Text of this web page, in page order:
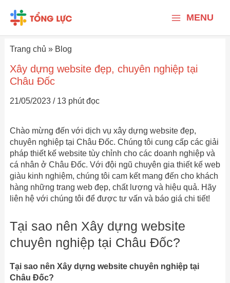
dung
Menu
MENU
Trang chủ » Blog
Xây dựng website đẹp, chuyên nghiệp tại
Châu Đốc
21/05/2023 / 13 phút đọc
Chào mừng đến với dịch vụ xây dựng website đẹp,
chuyên nghiệp tại Châu Đốc. Chúng tôi cung cấp các giải
pháp thiết kế website tùy chỉnh cho các doanh nghiệp và
cá nhân ở Châu Đốc. Với đội ngũ chuyên gia thiết kế web
giàu kinh nghiệm, chúng tôi cam kết mang đến cho khách
hàng những trang web đẹp, chất lượng và hiệu quả. Hãy
liên hệ với chúng tôi để được tư vấn và báo giá chi tiết!
Tại sao nên Xây dựng website
chuyên nghiệp tại Châu Đốc?
Tại sao nên Xây dựng website chuyên nghiệp tại
Châu Đốc?